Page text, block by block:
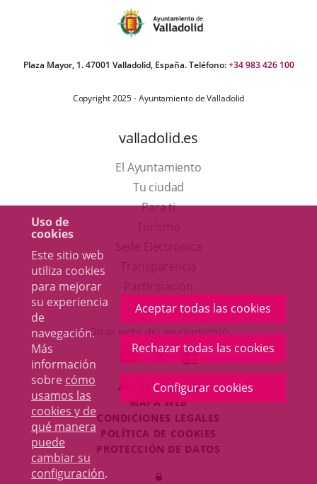
Uso de
cookies
Este sitio web
utiliza cookies
para mejorar
su experiencia
de
navegación.
Más
información
sobre cómo
usamos las
cookies y de
qué manera
puede
cambiar su
configuración.
Aceptar todas las cookies
Rechazar todas las cookies
Configurar cookies
Plaza Mayor, 1. 47001 Valladolid, España. Teléfono:+34 983 426 100
Copyright 2025 - Ayuntamiento de Valladolid
valladolid.es
El Ayuntamiento
Tu ciudad
Para ti
en
una
ventana
nueva.
aplicación
externa.
Otras webs del ayuntamiento
ENLACE
A
UNA
APLICACIÓN
EXTERNA.
ENLACE
A
UNA
APLICACIÓN
EXTERNA.
ENLACE
A
UNA
EXTERNA.
ACCESIBILIDAD
MAPA WEB
CONDICIONES LEGALES
POLÍTICA DE COOKIES
PROTECCIÓN DE DATOS
Iniciar